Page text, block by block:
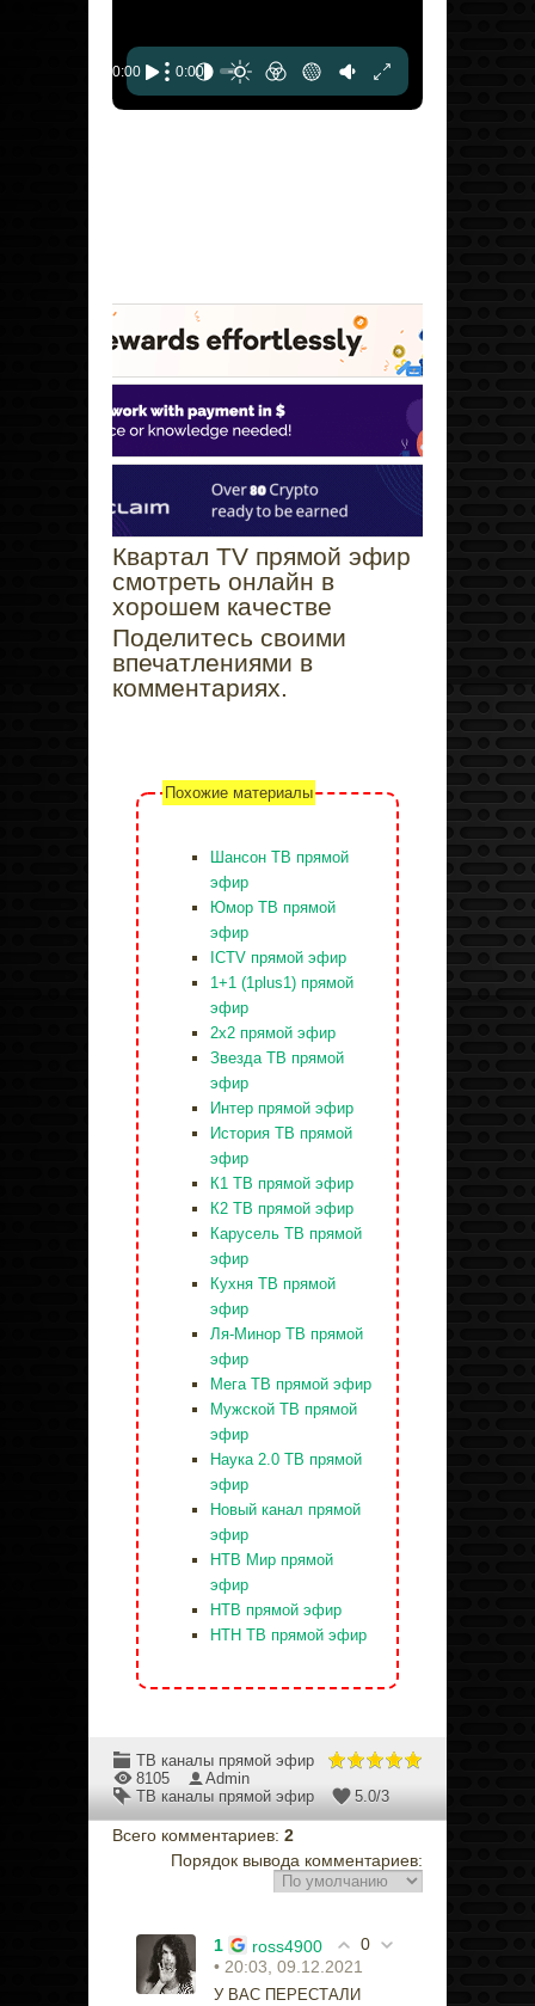
Квартал TV прямой эфир
смотреть онлайн в
хорошем качестве
Поделитесь своими
впечатлениями в
комментариях.
Похожие материалы
Шансон ТВ прямой
эфир
Юмор ТВ прямой
эфир
ICTV прямой эфир
1+1 (1plus1) прямой
эфир
2x2 прямой эфир
Звезда ТВ прямой
эфир
Интер прямой эфир
История ТВ прямой
эфир
К1 ТВ прямой эфир
К2 ТВ прямой эфир
Карусель ТВ прямой
эфир
Кухня ТВ прямой
эфир
Ля-Минор ТВ прямой
эфир
Мега ТВ прямой эфир
Мужской ТВ прямой
эфир
Наука 2.0 ТВ прямой
эфир
Новый канал прямой
эфир
НТВ Мир прямой
эфир
НТВ прямой эфир
НТН ТВ прямой эфир
ТВ каналы прямой эфир
8105
Admin
ТВ каналы прямой эфир
5.0/3
Всего комментариев: 2
Порядок вывода комментариев:
0
1
ross4900
• 20:03, 09.12.2021
У ВАС ПЕРЕСТАЛИ